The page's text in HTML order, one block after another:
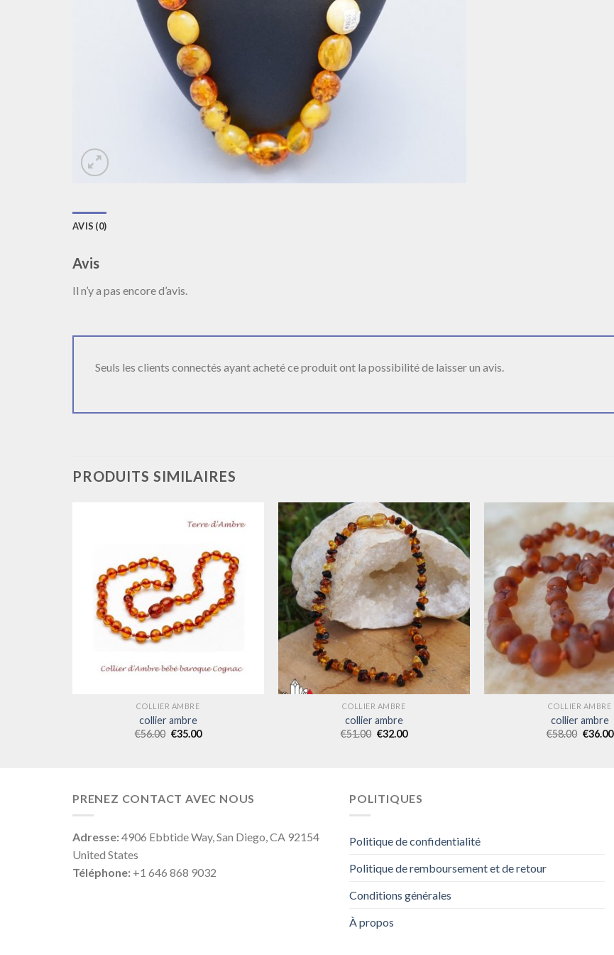
AVIS (0)
Avis
Il n’y a pas encore d’avis.
Seuls les clients connectés ayant acheté ce produit ont la possibilité de laisser un avis.
PRODUITS SIMILAIRES
COLLIER AMBRE
collier ambre
€56.00 €35.00
COLLIER AMBRE
collier ambre
€51.00 €32.00
COLLIER AMBRE
collier ambre
€58.00 €36.00
PRENEZ CONTACT AVEC NOUS
Adresse:4906 Ebbtide Way, San Diego, CA 92154
United States
Téléphone: +1 646 868 9032
POLITIQUES
Politique de confidentialité
Politique de remboursement et de retour
Conditions générales
À propos